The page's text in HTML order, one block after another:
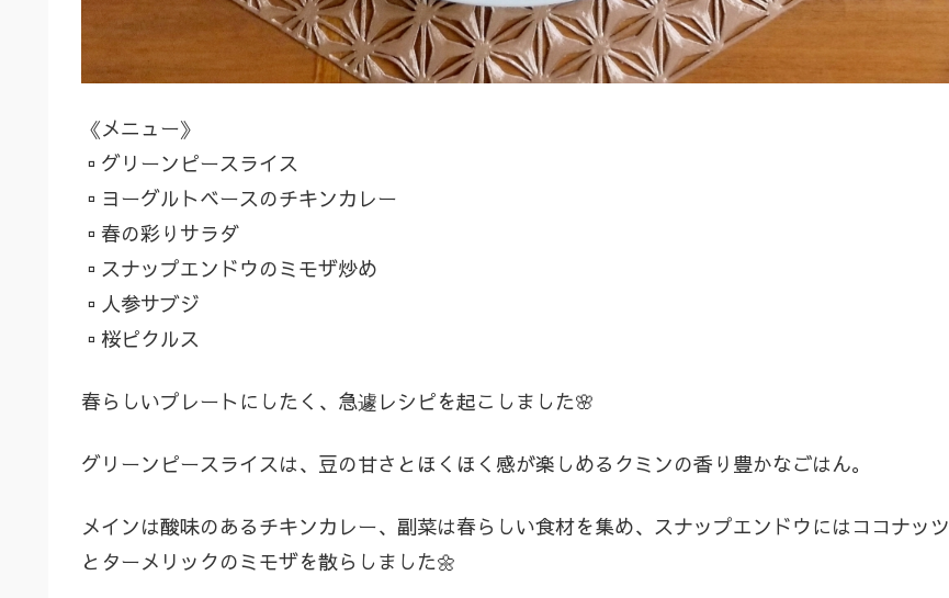
《メニュー》
▫️グリーンピースライス
▫️ヨーグルトベースのチキンカレー
▫️春の彩りサラダ
▫️スナップエンドウのミモザ炒め
▫️人参サブジ
▫️桜ピクルス
春らしいプレートにしたく、急遽レシピを起こしました🌸
グリーンピースライスは、豆の甘さとほくほく感が楽しめるクミンの香り豊かなごはん。
メインは酸味のあるチキンカレー、副菜は春らしい食材を集め、スナップエンドウにはココナッツ
とターメリックのミモザを散らしました🌼